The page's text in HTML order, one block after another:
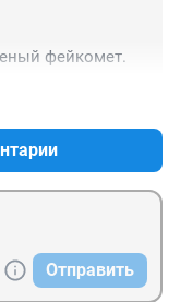
фейкомет.
Отправить